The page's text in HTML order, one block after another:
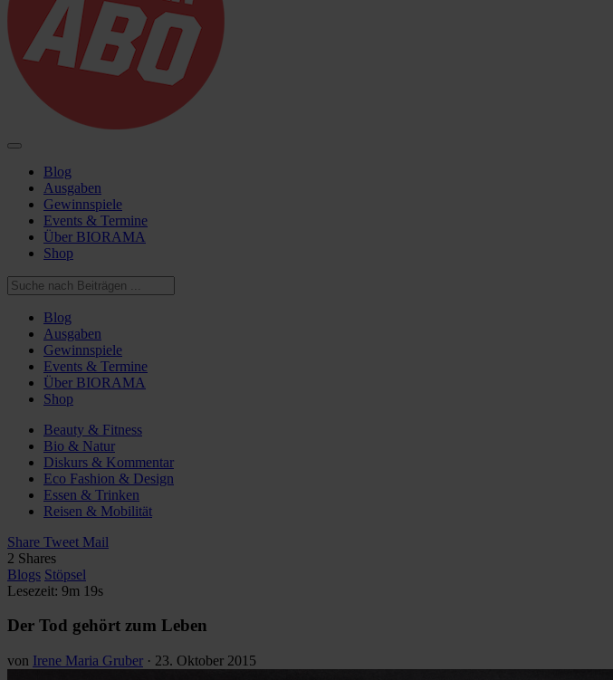
Blog
Ausgaben
Gewinnspiele
Events & Termine
Über BIORAMA
Shop
Blog
Ausgaben
Gewinnspiele
Events & Termine
Über BIORAMA
Shop
Beauty & Fitness
Bio & Natur
Diskurs & Kommentar
Eco Fashion & Design
Essen & Trinken
Reisen & Mobilität
Share Tweet Mail
2 Shares
Blogs Stöpsel
Lesezeit: 9m 19s
Der Tod gehört zum Leben
von Irene Maria Gruber · 23. Oktober 2015